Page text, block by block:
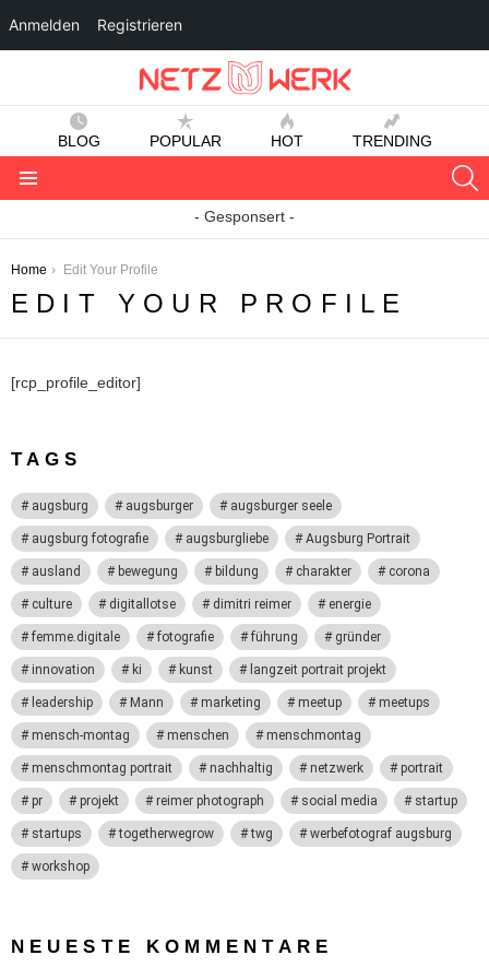
BLOG POPULAR HOT TRENDING
- Gesponsert -
You are here:
Home Edit Your Profile
EDIT YOUR PROFILE
[rcp_profile_editor]
TAGS
augsburg augsburger augsburger seele
augsburg fotografie augsburgliebe Augsburg Portrait
ausland bewegung bildung charakter corona
culture digitallotse dimitri reimer energie
femme.digitale fotografie führung gründer
innovation ki kunst langzeit portrait projekt
leadership Mann marketing meetup meetups
mensch-montag menschen menschmontag
menschmontag portrait nachhaltig netzwerk portrait
pr projekt reimer photograph social media startup
startups togetherwegrow twg werbefotograf augsburg
workshop
NEUESTE KOMMENTARE
Anmelden Registrieren